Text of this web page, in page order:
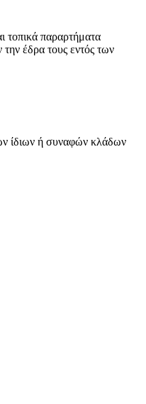
τοπικά παραρτήματα
έδρα τους εντός των
ίδιων ή συναφών κλάδων